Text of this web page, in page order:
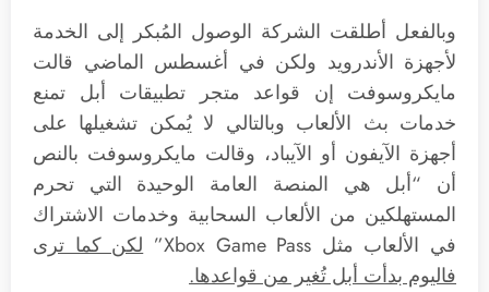
وبالفعل أطلقت الشركة الوصول المُبكر إلى الخدمة
لأجهزة الأندرويد ولكن في أغسطس الماضي قالت
مايكروسوفت إن قواعد متجر تطبيقات أبل تمنع
خدمات بث الألعاب وبالتالي لا يُمكن تشغيلها على
أجهزة الآيفون أو الآيباد، وقالت مايكروسوفت بالنص
أن “أبل هي المنصة العامة الوحيدة التي تحرم
المستهلكين من الألعاب السحابية وخدمات الاشتراك
في الألعاب مثل Xbox Game Pass”
لكن كما ترى
فاليوم بدأت أبل تُغير من قواعدها.